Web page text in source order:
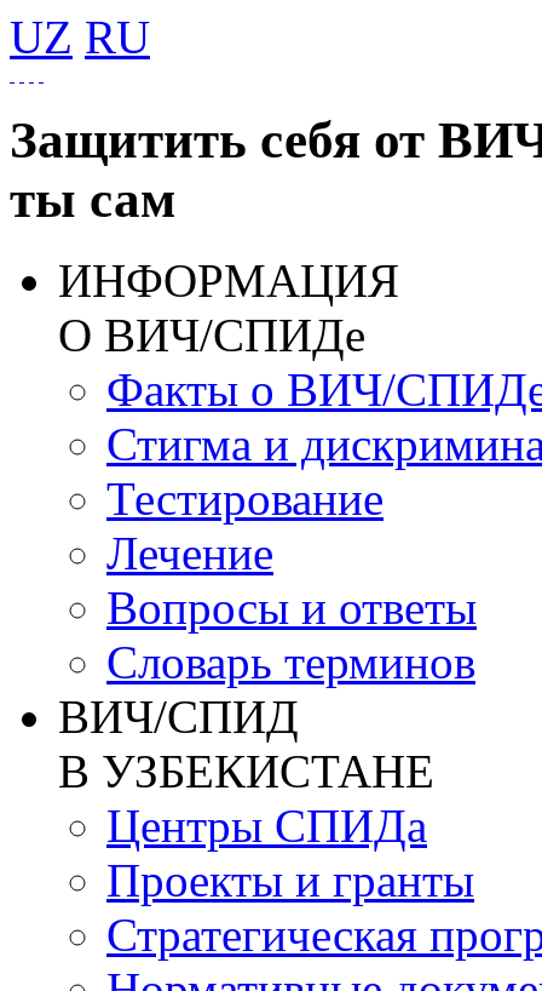
UZ RU
Защитить себя от
ты сам
ИНФОРМАЦИЯ
О ВИЧ/СПИДе
Факты о ВИЧ/
Стигма и
Тестирование
Лечение
Вопросы и ответы
Словарь терминов
ВИЧ/СПИД
В УЗБЕКИСТАНЕ
Центры СПИДа
Проекты и гранты
Стратегическая